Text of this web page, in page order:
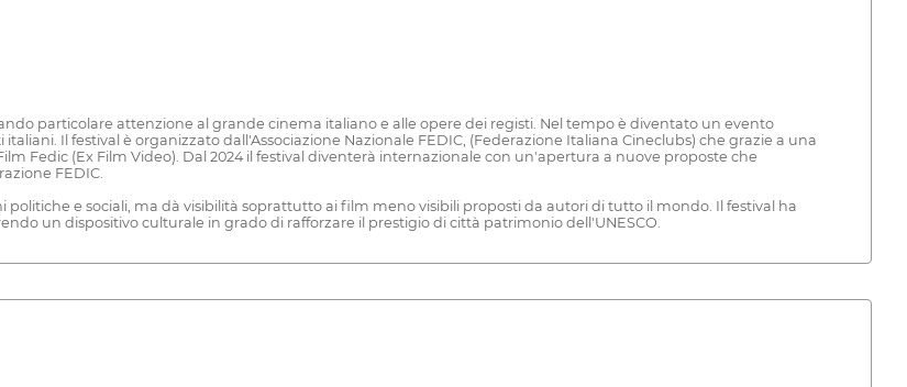
particolare attenzione al grande cinema italiano e alle opere dei registi. Nel tempo è diventato un evento
Il festival è organizzato dall'Associazione Nazionale FEDIC, (Federazione Italiana Cineclubs) che grazie a una
Fedic (Ex Film Video). Dal 2024 il festival diventerà internazionale con un'apertura a nuove proposte che
FEDIC.
e sociali, ma dà visibilità soprattutto ai film meno visibili proposti da autori di tutto il mondo. Il festival ha
un dispositivo culturale in grado di rafforzare il prestigio di città patrimonio dell'UNESCO.